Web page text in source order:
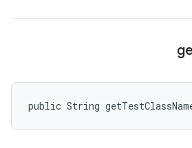
public String